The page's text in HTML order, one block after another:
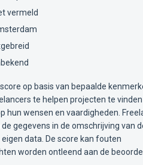
vermeld
op basis van bepaalde
te helpen projecten te
hun wensen en vaardigheden.
gegevens in de omschrijving van
data. De score kan fouten
worden ontleend aan de